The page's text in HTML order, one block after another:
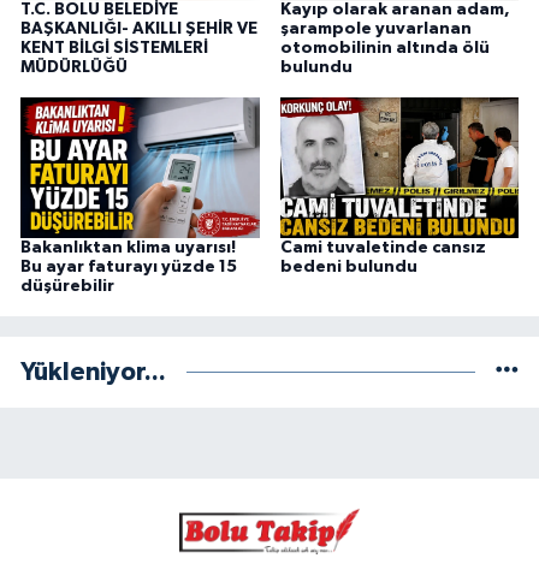
T.C. BOLU BELEDİYE
BAŞKANLIĞI- AKILLI ŞEHİR VE
KENT BİLGİ SİSTEMLERİ
MÜDÜRLÜĞÜ
Kayıp olarak aranan adam,
şarampole yuvarlanan
otomobilinin altında ölü
bulundu
Bakanlıktan klima uyarısı!
Bu ayar faturayı yüzde 15
düşürebilir
Cami tuvaletinde cansız
bedeni bulundu
Yükleniyor...